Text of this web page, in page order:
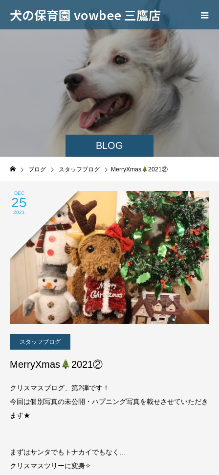
犬の保育園 vowbee 三鷹店
BLOG
ブログ スタッフブログ MerryXmas 2021②
DEC
25
2021
スタッフブログ
MerryXmas 2021②
クリスマスブログ、第2弾です！
今回は個別写真の未公開・ハプニング写真を載せさせていただき
ます★
まずはサンタでもトナカイでもなく…
クリスマスツリーに変身✧